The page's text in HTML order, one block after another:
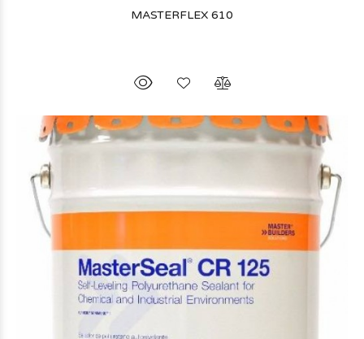
MASTERFLEX 610